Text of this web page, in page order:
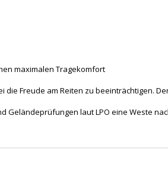
maximalen Tragekomfort
Freude am Reiten zu beeinträchtigen.
laut LPO eine Weste